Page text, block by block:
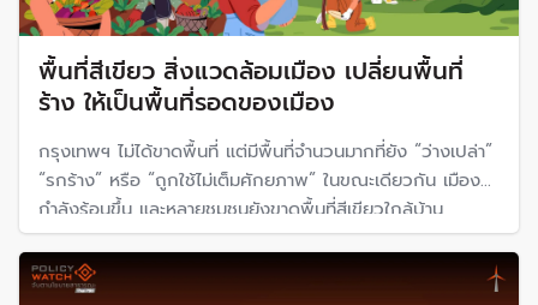
พื้นที่สีเขียว สิ่งแวดล้อมเมือง เปลี่ยนพื้นที่
ร้าง ให้เป็นพื้นที่รอดของเมือง
กรุงเทพฯ ไม่ได้ขาดพื้นที่ แต่มีพื้นที่จำนวนมากที่ยัง “ว่างเปล่า”
“รกร้าง” หรือ “ถูกใช้ไม่เต็มศักยภาพ” ในขณะเดียวกัน เมือง
กำลังร้อนขึ้น และหลายชุมชนยังขาดพื้นที่สีเขียวใกล้บ้าน